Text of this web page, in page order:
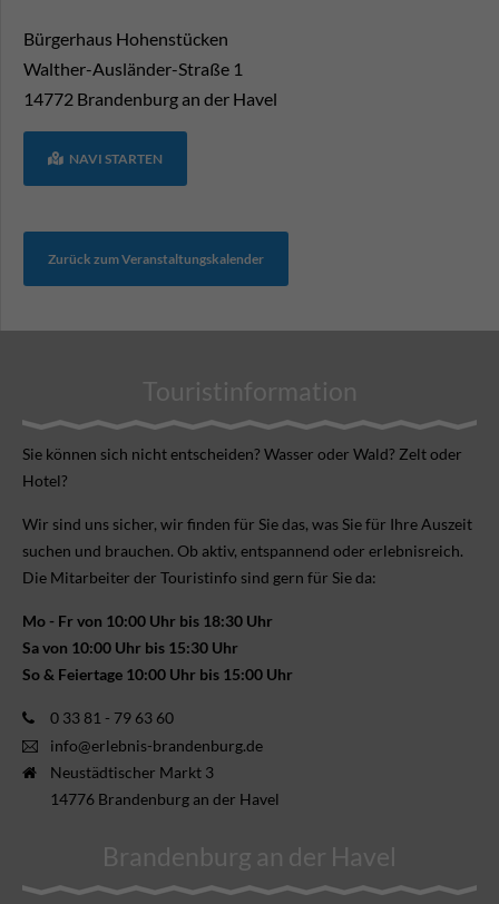
Bürgerhaus Hohenstücken
Walther-Ausländer-Straße 1
14772 Brandenburg an der Havel
NAVI STARTEN
Zurück zum Veranstaltungskalender
Touristinformation
Sie können sich nicht ent­scheiden? Wasser oder Wald? Zelt oder
Hotel?
Wir sind uns sicher, wir finden für Sie das, was Sie für Ihre Aus­zeit
suchen und brauchen. Ob aktiv, ent­spannend oder erlebnis­reich.
Die Mitarbeiter der Touristinfo sind gern für Sie da:
Mo - Fr von 10:00 Uhr bis 18:30 Uhr
Sa von 10:00 Uhr bis 15:30 Uhr
So & Feiertage 10:00 Uhr bis 15:00 Uhr
0 33 81 - 79 63 60
info@erlebnis-brandenburg.de
Neustädtischer Markt 3
14776 Brandenburg an der Havel
Brandenburg an der Havel